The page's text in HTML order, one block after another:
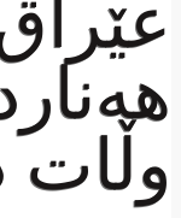
وڵات